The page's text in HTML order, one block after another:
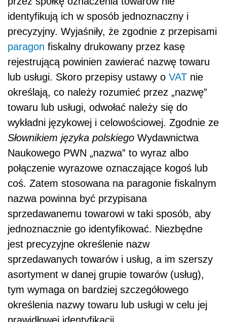
identyfikują ich w sposób jednoznaczny i
precyzyjny. Wyjaśniły, że zgodnie z przepisami
paragon fiskalny drukowany przez kasę
rejestrującą powinien zawierać nazwę towaru
lub usługi. Skoro przepisy ustawy o VAT nie
określają, co należy rozumieć przez „nazwę”
towaru lub usługi, odwołać należy się do
wykładni językowej i celowościowej. Zgodnie ze
Słownikiem języka polskiego Wydawnictwa
Naukowego PWN „nazwa” to wyraz albo
połączenie wyrazowe oznaczające kogoś lub
coś. Zatem stosowana na paragonie fiskalnym
nazwa powinna być przypisana
sprzedawanemu towarowi w taki sposób, aby
jednoznacznie go identyfikować. Niezbędne
jest precyzyjne określenie nazw
sprzedawanych towarów i usług, a im szerszy
asortyment w danej grupie towarów (usług),
tym wymaga on bardziej szczegółowego
określenia nazwy towaru lub usługi w celu jej